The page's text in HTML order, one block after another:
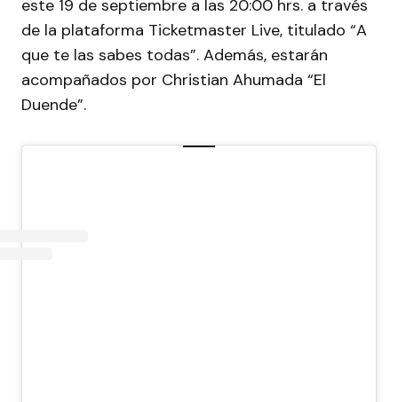
este 19 de septiembre a las 20:00 hrs. a través
de la plataforma Ticketmaster Live, titulado “A
que te las sabes todas”. Además, estarán
acompañados por Christian Ahumada “El
Duende”.